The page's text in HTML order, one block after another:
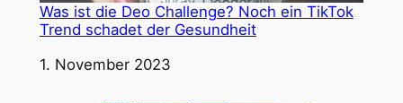
Was ist die Deo Challenge? Noch ein TikTok
Trend schadet der Gesundheit
Datum
1. November 2023